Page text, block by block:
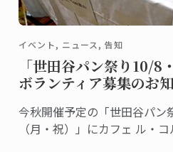
イベント, ニュース, 告知
「世田谷パン祭り10/8
ボランティア募集のお
今秋開催予定の「世田谷パン
（月・祝）」にカフェ ル・